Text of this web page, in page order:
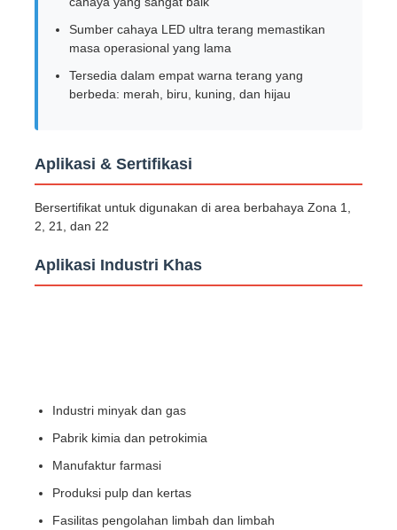
Kotak Buktinya Ledakan
saklar tahan ledakan
Kelenjar Kabel Buktinya Ledakan
colokan dan soket anti ledakan
Sumber cahaya LED ultra terang memastikan
masa operasional yang lama
Tersedia dalam empat warna terang yang
berbeda: merah, biru, kuning, dan hijau
Aplikasi & Sertifikasi
Bersertifikat untuk digunakan di area berbahaya Zona 1,
2, 21, dan 22
Aplikasi Industri Khas
Industri minyak dan gas
Pabrik kimia dan petrokimia
Manufaktur farmasi
Produksi pulp dan kertas
Fasilitas pengolahan limbah dan limbah